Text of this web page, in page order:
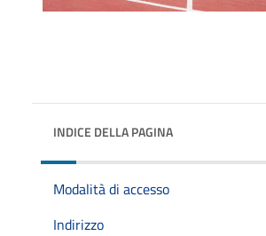
INDICE DELLA PAGINA
Modalità di accesso
Indirizzo